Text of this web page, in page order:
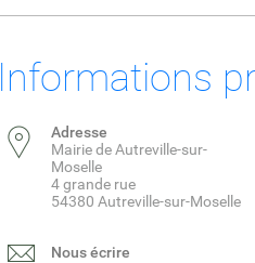
Informations
Adresse
Mairie de Autreville-sur-
Moselle
4 grande rue
54380 Autreville-sur-Moselle
Nous écrire